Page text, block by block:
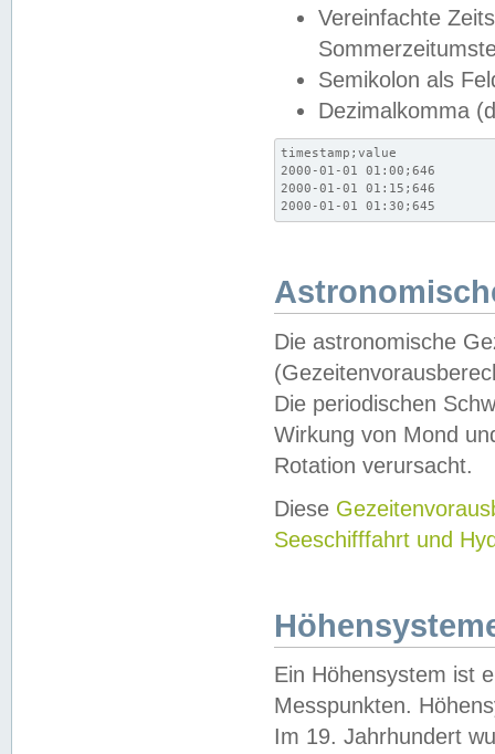
Vereinfachte
Semikolon als
Dezimalkomma
timestamp;value
2000-01-01 01:00;646
2000-01-01 01:15;646
2000-01-01 01:30;645
Die astronomische
Die periodischen
Wirkung von Mond
Rotation verursacht.
Diese
Seeschifffahrt und
Ein Höhensystem ist
Messpunkten.
Im 19. Jahrhundert